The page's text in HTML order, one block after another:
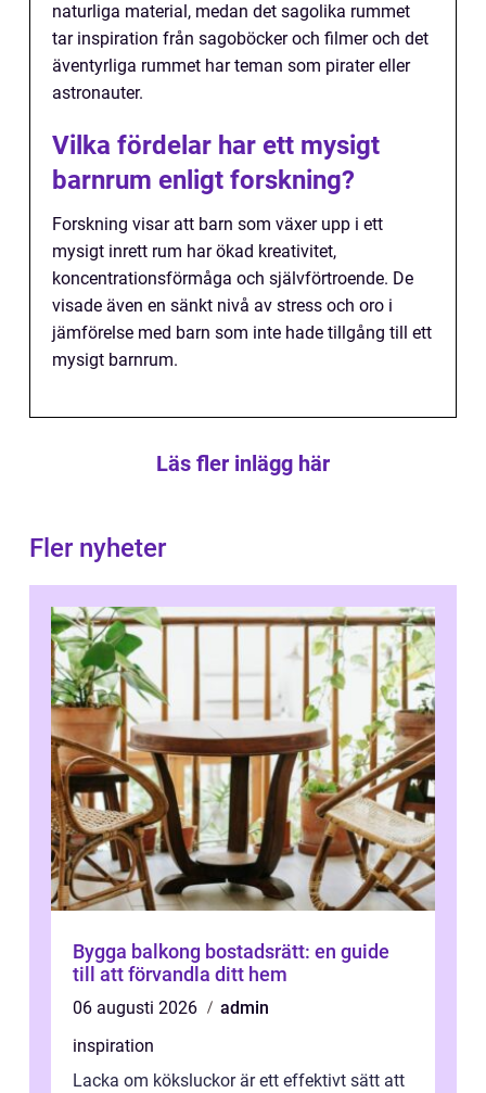
naturliga material, medan det sagolika rummet
tar inspiration från sagoböcker och filmer och det
äventyrliga rummet har teman som pirater eller
astronauter.
Vilka fördelar har ett mysigt
barnrum enligt forskning?
Forskning visar att barn som växer upp i ett
mysigt inrett rum har ökad kreativitet,
koncentrationsförmåga och självförtroende. De
visade även en sänkt nivå av stress och oro i
jämförelse med barn som inte hade tillgång till ett
mysigt barnrum.
Läs fler inlägg här
Fler nyheter
Bygga balkong bostadsrätt: en guide
till att förvandla ditt hem
06 augusti 2026
admin
inspiration
Lacka om köksluckor är ett effektivt sätt att